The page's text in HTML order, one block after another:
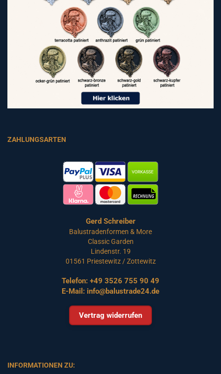
ZAHLUNGSARTEN
Gerd Schreiber
Balustradenformen & More
Classic Garden
Lindenstr. 19
01561 Priestewitz / Zottewitz
Telefon: +49 3526 755 90 49
E-Mail: info@balustrade24.de
Vertrag widerrufen
INFORMATIONEN ZU: